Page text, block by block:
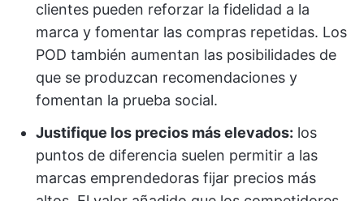
clientes pueden reforzar la fidelidad a la
marca y fomentar las compras repetidas. Los
POD también aumentan las posibilidades de
que se produzcan recomendaciones y
fomentan la prueba social.
Justifique los precios más elevados: los
puntos de diferencia suelen permitir a las
marcas emprendedoras fijar precios más